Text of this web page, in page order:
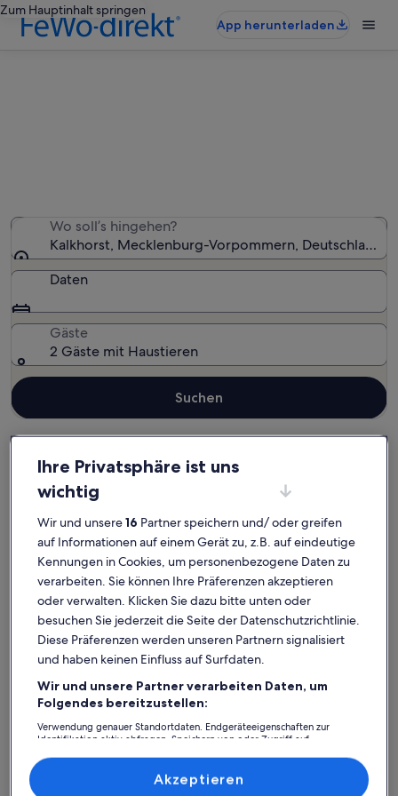
Zum Hauptinhalt springen
App herunterladen
Wo soll’s hingehen?
Kalkhorst, Mecklenburg-Vorpommern, Deutschland
Daten
Gäste
2 Gäste mit Haustieren
Suchen
Haustierfreundliche Ferienunterkünfte in Kalkhorst
Kalkhorst: Entdecke
haustierfreundliche
Ferienunterkünfte
Weitere Infos zu Nausikaa's- Fleur de Lis Weitere
Ihre Privatsphäre ist uns
wichtig
Wir und unsere16 Partner speichern und/ oder greifen
auf Informationen auf einem Gerät zu, z.B. auf eindeutige
Kennungen in Cookies, um personenbezogene Daten zu
verarbeiten. Sie können Ihre Präferenzen akzeptieren
oder verwalten. Klicken Sie dazu bitte unten oder
besuchen Sie jederzeit die Seite der Datenschutzrichtlinie.
Diese Präferenzen werden unseren Partnern signalisiert
und haben keinen Einfluss auf Surfdaten.
Wir und unsere Partner verarbeiten Daten, um
Folgendes bereitzustellen:
Verwendung genauer Standortdaten. Endgeräteeigenschaften zur
Identifikation aktiv abfragen. Speichern von oder Zugriff auf
Inhalte, Messung von Werbeleistung und der Performance von Inhalten,
Zielgruppenforschung sowie Entwicklung und Verbesserung von
Akzeptieren